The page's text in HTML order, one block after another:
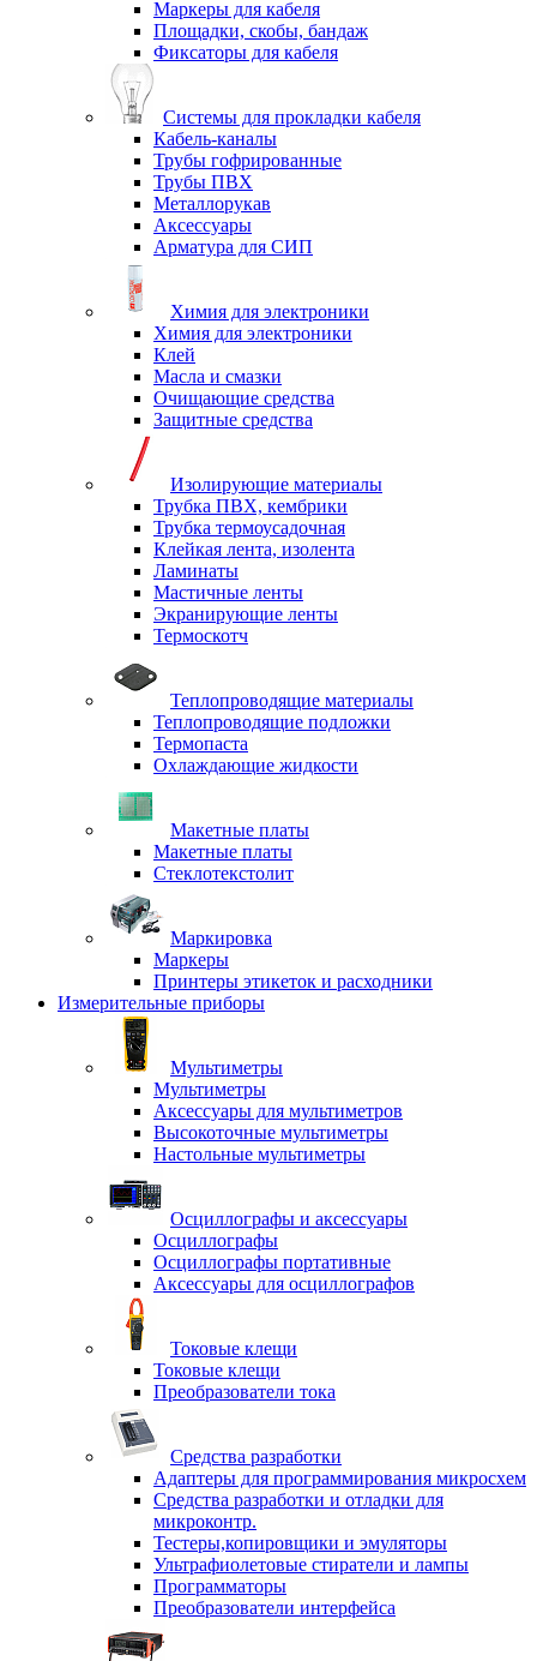
Маркеры для кабеля
Площадки, скобы, бандаж
Фиксаторы для кабеля
Системы для прокладки кабеля
Кабель-каналы
Трубы гофрированные
Трубы ПВХ
Металлорукав
Аксессуары
Арматура для СИП
Химия для электроники
Химия для электроники
Клей
Масла и смазки
Очищающие средства
Защитные средства
Изолирующие материалы
Трубка ПВХ, кембрики
Трубка термоусадочная
Клейкая лента, изолента
Ламинаты
Мастичные ленты
Экранирующие ленты
Термоскотч
Теплопроводящие материалы
Теплопроводящие подложки
Термопаста
Охлаждающие жидкости
Макетные платы
Макетные платы
Стеклотекстолит
Маркировка
Маркеры
Принтеры этикеток и расходники
Измерительные приборы
Мультиметры
Мультиметры
Аксессуары для мультиметров
Высокоточные мультиметры
Настольные мультиметры
Осциллографы и аксессуары
Осциллографы
Осциллографы портативные
Аксессуары для осциллографов
Токовые клещи
Токовые клещи
Преобразователи тока
Средства разработки
Адаптеры для программирования микросхем
Средства разработки и отладки для
микроконтр.
Тестеры,копировщики и эмуляторы
Ультрафиолетовые стиратели и лампы
Программаторы
Преобразователи интерфейса